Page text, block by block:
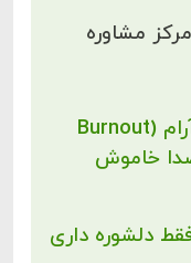
مشاوره
نشانه‌های فروپاشی روانی آرام (Burnout
خاموش
دلشوره داری